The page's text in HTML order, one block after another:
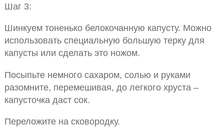
Шаг 3:
Шинкуем тоненько белокочанную капусту. Можно
использовать специальную большую терку для
капусты или сделать это ножом.
Посыпьте немного сахаром, солью и руками
разомните, перемешивая, до легкого хруста –
капусточка даст сок.
Переложите на сковородку.